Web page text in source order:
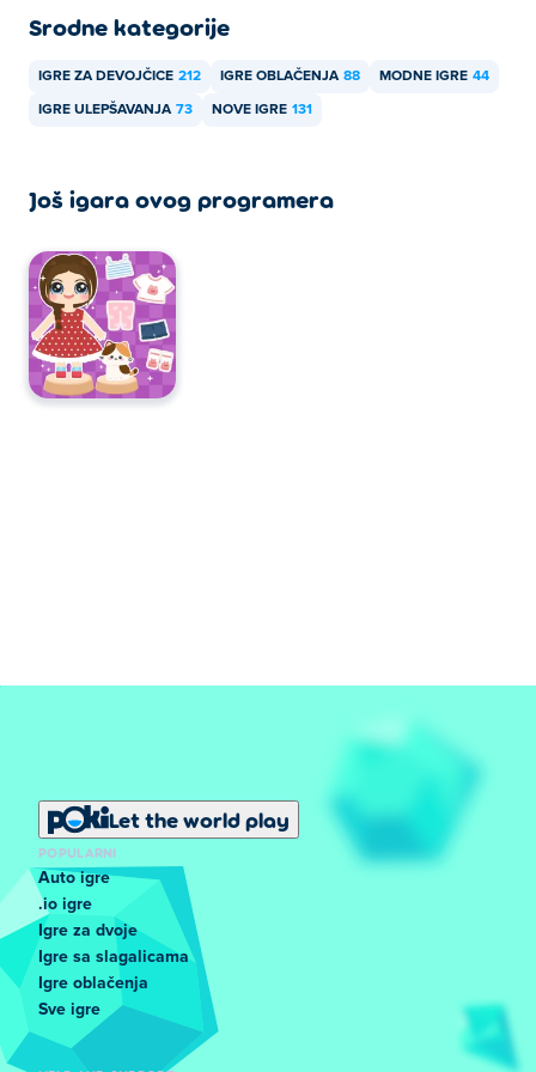
Srodne kategorije
IGRE ZA DEVOJČICE 212 IGRE OBLAČENJA 88 MODNE IGRE 44
IGRE ULEPŠAVANJA 73 NOVE IGRE 131
Još igara ovog programera
Let the world play
POPULARNI
Auto igre
.io igre
Igre za dvoje
Igre sa slagalicama
Igre oblačenja
Sve igre